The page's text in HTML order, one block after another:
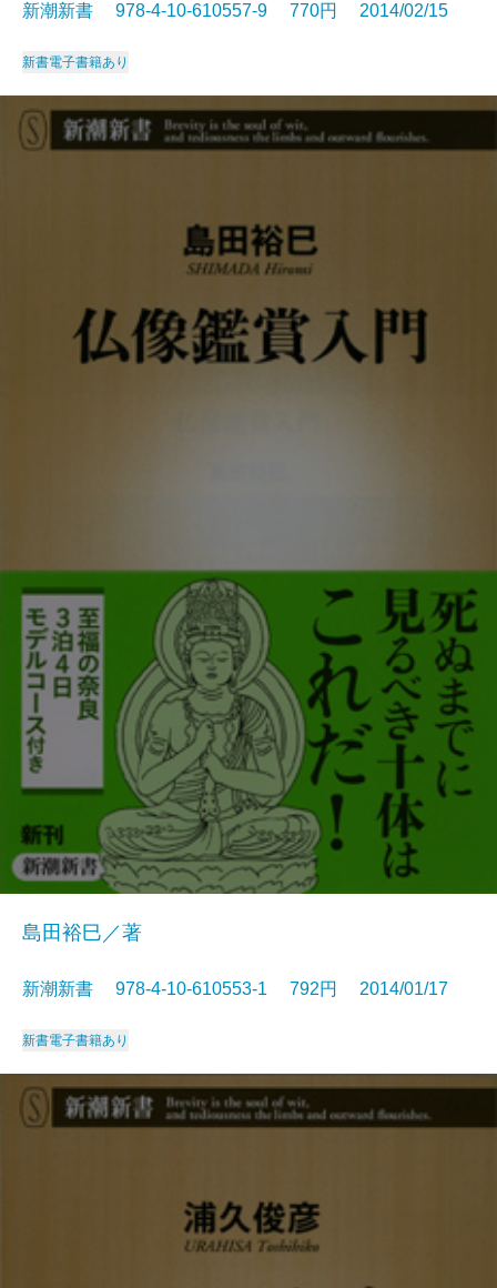
新潮新書 978-4-10-610557-9 770円 2014/02/15
新書電子書籍あり
島田裕巳／著
新潮新書 978-4-10-610553-1 792円 2014/01/17
新書電子書籍あり